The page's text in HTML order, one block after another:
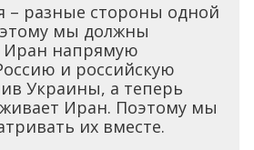
– разные стороны одной
мы должны
Иран напрямую
и российскую
Украины, а теперь
Иран. Поэтому мы
их вместе.